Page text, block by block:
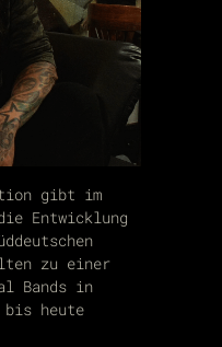
gibt im
Entwicklung
zu einer
Bands in
bis heute